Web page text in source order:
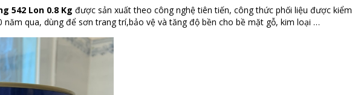
542 Lon 0.8 Kg được sản xuất theo công nghệ tiên tiến, công thức phối liệu được kiểm
năm qua, dùng để sơn trang trí,bảo vệ và tăng độ bền cho bề mặt gỗ, kim loại …